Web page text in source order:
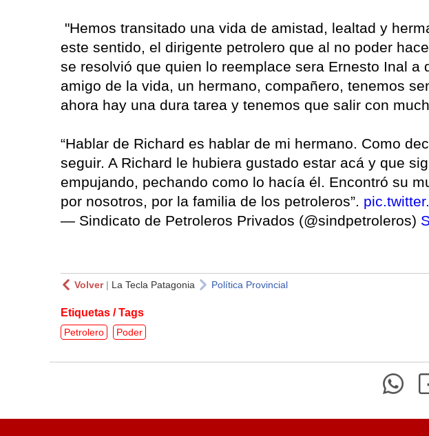
"Hemos transitado una vida de amistad, lealtad y
este sentido, el dirigente petrolero que al no poder
se resolvió que quien lo reemplace sera Ernesto Inal a
amigo de la vida, un hermano, compañero, tenemos
ahora hay una dura tarea y tenemos que salir con
“Hablar de Richard es hablar de mi hermano. Como
seguir. A Richard le hubiera gustado estar acá y que
empujando, pechando como lo hacía él. Encontró su
por nosotros, por la familia de los petroleros”.
— Sindicato de Petroleros Privados (@sindpetroleros)
Volver| La Tecla Patagonia Política Provincial
Etiquetas / Tags
Petrolero Poder